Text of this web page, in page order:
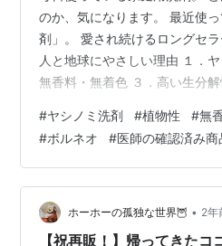
のか、気になります。 最近使
剤」。 愛され続けるロングセ
人と地球にやさしい理由 １．
無香料・無着色 ３．高い生分
トラストへ 「ヤシノミ洗剤」
菜・食器用）つめかえ用 人と
シの実由来の植物性 手肌への
もつ、ヤシの実由来の❝植物性
す。 ２．無香料・無着色 洗浄
い、「無香料・無着…
#ヤシノミ洗剤 #植物性 #無
#ボルネオ #医師の確認済み商
ホーホーの孤独な世界🦉 • 2年
【祝再販！】帰ってきた